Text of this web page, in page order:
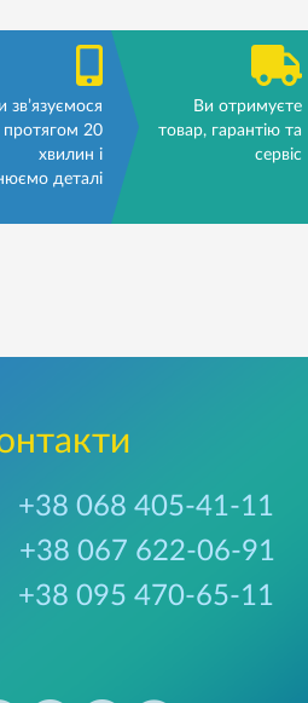
зв’язуємося
протягом 20
хвилин і
деталі
Ви отримуєте
товар, гарантію та
сервіс
+38 068 405-41-11
+38 067 622-06-91
+38 095 470-65-11